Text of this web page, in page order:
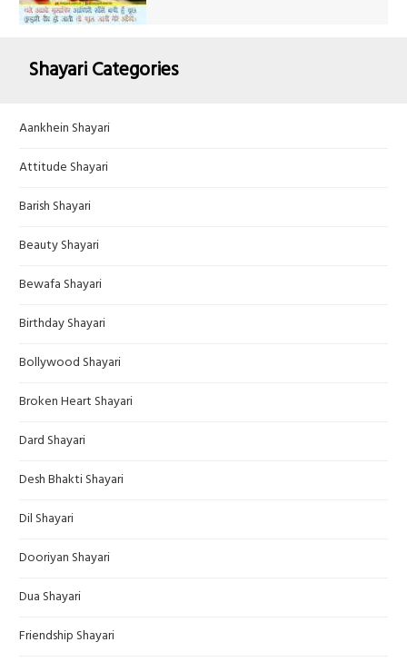
Shayari Categories
Aankhein Shayari
Attitude Shayari
Barish Shayari
Beauty Shayari
Bewafa Shayari
Birthday Shayari
Bollywood Shayari
Broken Heart Shayari
Dard Shayari
Desh Bhakti Shayari
Dil Shayari
Dooriyan Shayari
Dua Shayari
Friendship Shayari